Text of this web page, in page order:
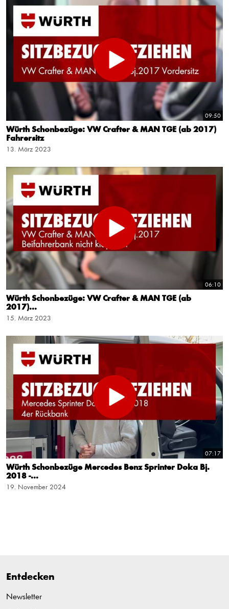
09:50
Würth Schonbezüge: VW Crafter & MAN TGE (ab 2017)
Fahrersitz
13. März 2023
06:10
Würth Schonbezüge: VW Crafter & MAN TGE (ab
2017)...
15. März 2023
07:17
Würth Schonbezüge Mercedes Benz Sprinter Doka Bj.
2018 -...
19. November 2024
Entdecken
Newsletter